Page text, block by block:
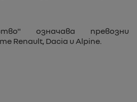
означава превозни
Renault, Dacia и Alpine.